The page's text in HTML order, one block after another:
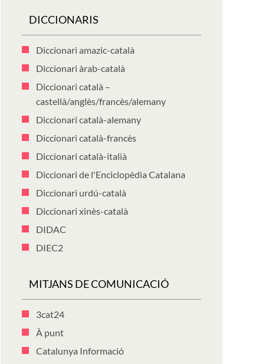
DICCIONARIS
Diccionari amazic-català
Diccionari àrab-català
Diccionari català –
castellà/anglès/francès/alemany
Diccionari català-alemany
Diccionari català-francès
Diccionari català-italià
Diccionari de l'Enciclopèdia Catalana
Diccionari urdú-català
Diccionari xinès-català
DIDAC
DIEC2
MITJANS DE COMUNICACIÓ
3cat24
À punt
Catalunya Informació